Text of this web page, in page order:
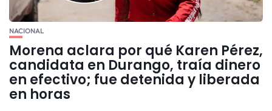
NACIONAL
Morena aclara por qué Karen Pérez,
candidata en Durango, traía dinero
en efectivo; fue detenida y liberada
en horas